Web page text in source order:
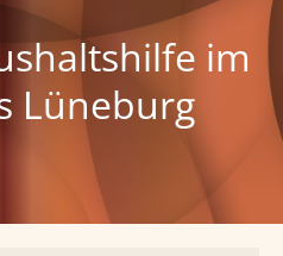
im
Lüneburg